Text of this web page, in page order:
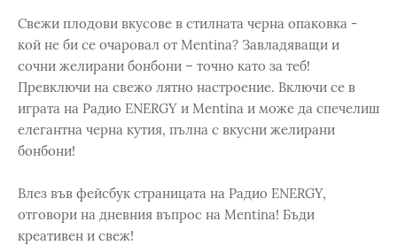
Свежи плодови вкусове в стилната черна опаковка -
кой не би се очаровал от Mentina? Завладяващи и
сочни желирани бонбони – точно като за теб!
Превключи на свежо лятно настроение. Включи се в
играта на Радио ENERGY и Mentina и може да спечелиш
елегантна черна кутия, пълна с вкусни желирани
бонбони!
Влез във фейсбук страницата на Радио ENERGY,
отговори на дневния въпрос на Mentina! Бъди
креативен и свеж!